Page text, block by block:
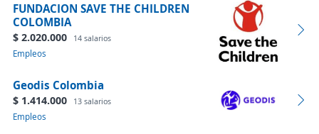
FUNDACION SAVE THE CHILDREN
COLOMBIA
$ 2.020.000 14 salarios
Empleos
Geodis Colombia
$ 1.414.000 13 salarios
Empleos